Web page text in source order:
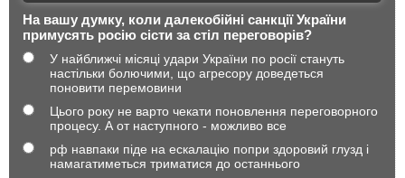
На вашу думку, коли далекобійні санкції України
примусять росію сісти за стіл переговорів?
У найближчі місяці удари України по росії стануть
настільки болючими, що агресору доведеться
поновити перемовини
Цього року не варто чекати поновлення переговорного
процесу. А от наступного - можливо все
рф навпаки піде на ескалацію попри здоровий глузд і
намагатиметься триматися до останнього